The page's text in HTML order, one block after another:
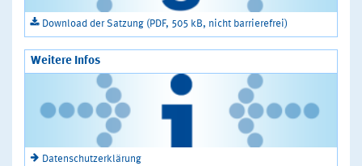
Download der Satzung (PDF, 505 kB, nicht barrierefrei)
Weitere Infos
Datenschutzerklärung